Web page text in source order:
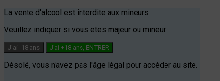
La vente d'alcool est interdite aux mineurs
Veuillez indiquer si vous êtes majeur ou mineur.
J'ai -18 ans J'ai +18 ans, ENTRER
Désolé, vous n'avez pas l'âge légal pour accéder au site.